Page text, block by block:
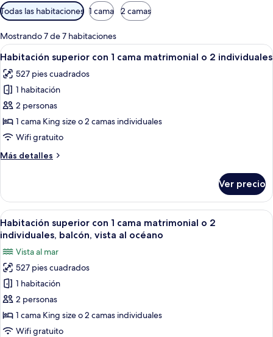
Filtros
disponibles
para
las
habitaciones
Todas las habitaciones 1 cama 2 camas
Mostrando 7 de 7 habitaciones
Abrir
todas
las
fotos
de
Habitación
superior
1
o
2
individuales
Una habitación con dos camas, una
5
Habitación superior con 1 cama matrimonial o 2 individuales
527 pies cuadrados
1 habitación
2 personas
1 cama King size o 2 camas individuales
Wifi gratuito
Más detalles
Más
superior
con
1
cama
o
2
individuales
Ver precio
Abrir
todas
fotos
de
Habitación
superior
con
1
Dos barcos con velas en una
8
Habitación superior con 1 cama matrimonial o 2
individuales, balcón, vista al océano
Vista al mar
527 pies cuadrados
1 habitación
2 personas
1 cama King size o 2 camas individuales
Wifi gratuito